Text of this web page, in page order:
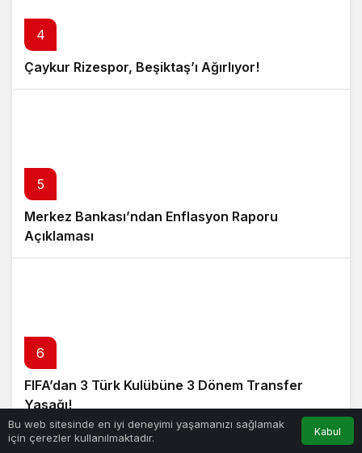
4
Çaykur Rizespor, Beşiktaş’ı Ağırlıyor!
5
Merkez Bankası’ndan Enflasyon Raporu
Açıklaması
6
FIFA’dan 3 Türk Kulübüne 3 Dönem Transfer
Yasağı!
Bu web sitesinde en iyi deneyimi yaşamanızı sağlamak
için çerezler kullanılmaktadır.
Kabul